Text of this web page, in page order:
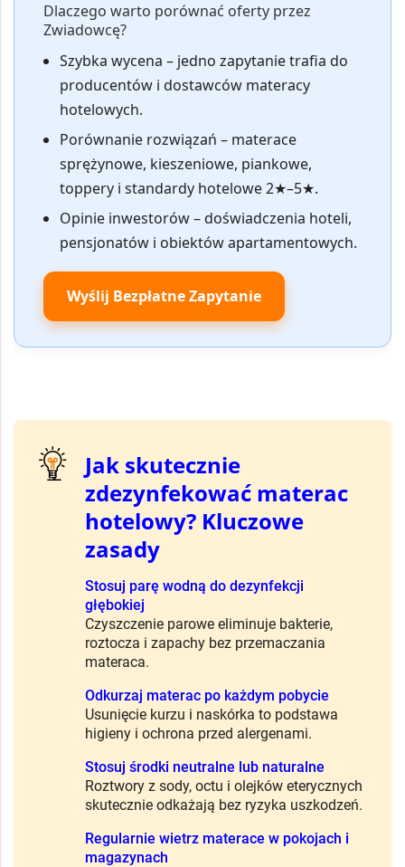
Dlaczego warto porównać oferty przez
Zwiadowcę?
Szybka wycena – jedno zapytanie trafia do
producentów i dostawców materacy
hotelowych.
Porównanie rozwiązań – materace
sprężynowe, kieszeniowe, piankowe,
toppery i standardy hotelowe 2★–5★.
Opinie inwestorów– doświadczenia hoteli,
pensjonatów i obiektów apartamentowych.
Wyślij Bezpłatne Zapytanie
Jak skutecznie
zdezynfekować materac
hotelowy? Kluczowe
zasady
Stosuj parę wodną do dezynfekcji
głębokiej
Czyszczenie parowe eliminuje bakterie,
roztocza i zapachy bez przemaczania
materaca.
Odkurzaj materac po każdym pobycie
Usunięcie kurzu i naskórka to podstawa
higieny i ochrona przed alergenami.
Stosuj środki neutralne lub naturalne
Roztwory z sody, octu i olejków eterycznych
skutecznie odkażają bez ryzyka uszkodzeń.
Regularnie wietrz materace w pokojach i
magazynach